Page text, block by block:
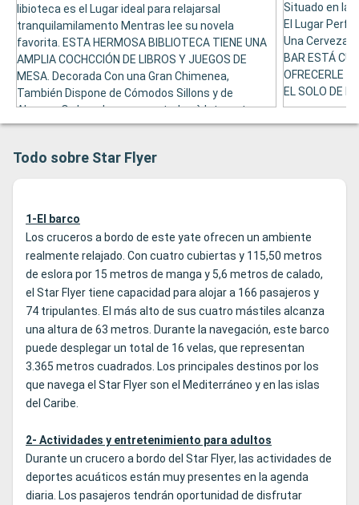
libioteca es el Lugar ideal para relajarsal
tranquilamilamento Mentras lee su novela
favorita. ESTA HERMOSA BIBLIOTECA TIENE UNA
AMPLIA COCHCCIÓN DE LIBROS Y JUEGOS DE
MESA. Decorada Con una Gran Chimenea,
También Dispone de Cómodos Sillons y de
Algunos Ordenadores conectados à Internet para
que Pueda Consultar Sucreo Electónico o Navegar
Situado en la
El Lugar
Una Cerveza
BAR ESTÁ
OFRECERLE
EL SOLO DE
Todo sobre Star Flyer
1-El barco
Los cruceros a bordo de este yate ofrecen un ambiente
realmente relajado. Con cuatro cubiertas y 115,50 metros
de eslora por 15 metros de manga y 5,6 metros de calado,
el Star Flyer tiene capacidad para alojar a 166 pasajeros y
74 tripulantes. El más alto de sus cuatro mástiles alcanza
una altura de 63 metros. Durante la navegación, este barco
puede desplegar un total de 16 velas, que representan
3.365 metros cuadrados. Los principales destinos por los
que navega el Star Flyer son el Mediterráneo y en las islas
del Caribe.
2- Actividades y entretenimiento para adultos
Durante un crucero a bordo del Star Flyer, las actividades de
deportes acuáticos están muy presentes en la agenda
diaria. Los pasajeros tendrán oportunidad de disfrutar